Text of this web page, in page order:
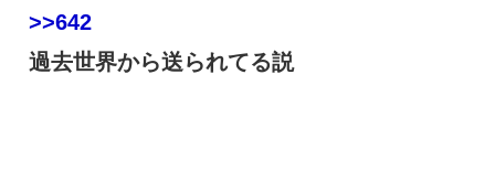
>>642
過去世界から送られてる説